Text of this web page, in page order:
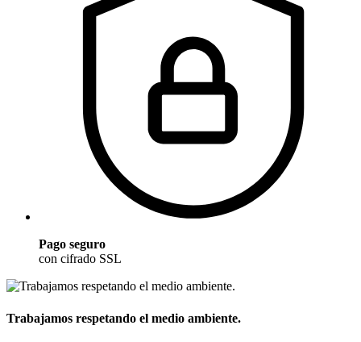
Pago seguro
con cifrado SSL
Trabajamos respetando el medio ambiente.